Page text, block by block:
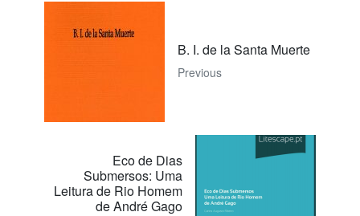
B. I. de la Santa Muerte
Previous
Eco de Dias
Submersos: Uma
Leitura de Rio Homem
de André Gago